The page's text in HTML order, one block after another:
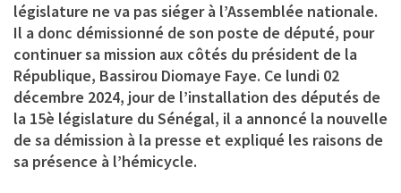
législature ne va pas siéger à l’Assemblée nationale.
Il a donc démissionné de son poste de député, pour
continuer sa mission aux côtés du président de la
République, Bassirou Diomaye Faye. Ce lundi 02
décembre 2024, jour de l’installation des députés de
la 15è législature du Sénégal, il a annoncé la nouvelle
de sa démission à la presse et expliqué les raisons de
sa présence à l’hémicycle.